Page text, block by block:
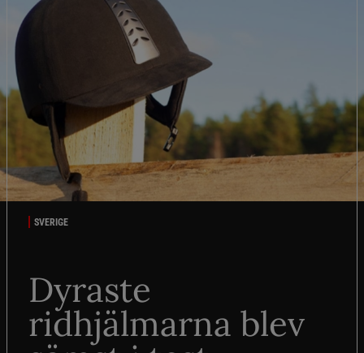
SVERIGE
Dyraste
ridhjälmarna blev